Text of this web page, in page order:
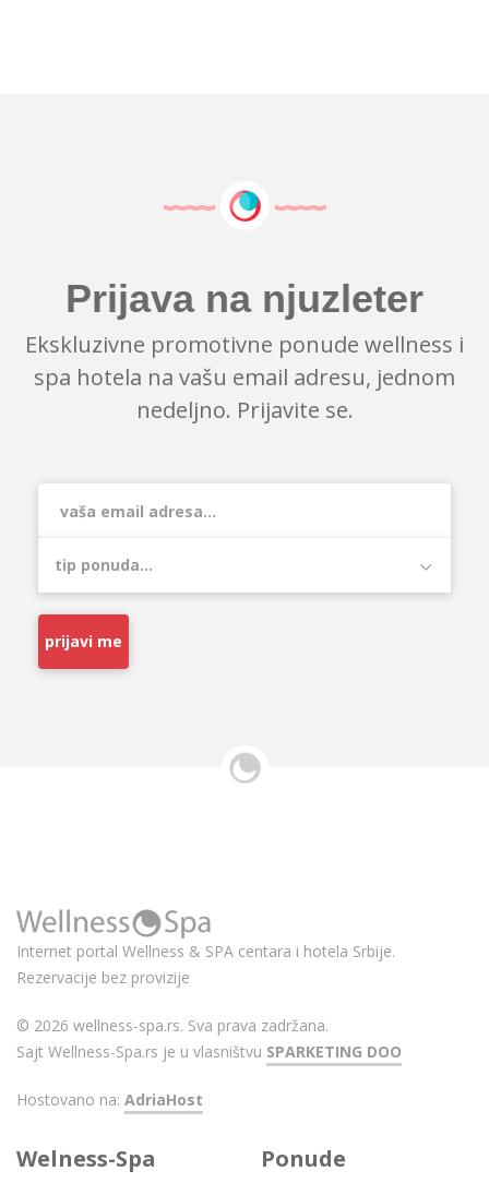
Prijava na njuzleter
Ekskluzivne promotivne ponude wellness i
spa hotela na vašu email adresu, jednom
nedeljno. Prijavite se.
prijavi me
Internet portal Wellness & SPA centara i hotela Srbije.
Rezervacije bez provizije
© 2026 wellness-spa.rs. Sva prava zadržana.
Sajt Wellness-Spa.rs je u vlasništvu SPARKETING DOO
Hostovano na: AdriaHost
Welness-Spa Ponude